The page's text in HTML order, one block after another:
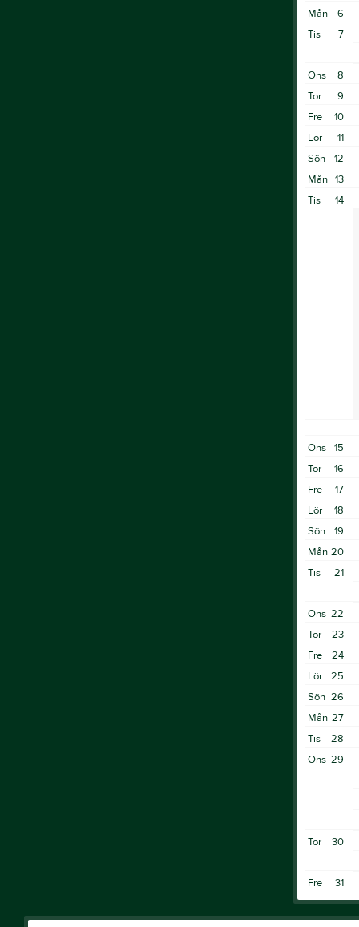
6
Mån
7
Tis
8
Ons
9
Tor
10
Fre
11
Lör
12
Sön
13
Mån
14
Tis
15
Ons
16
Tor
17
Fre
18
Lör
19
Sön
20
Mån
21
Tis
22
Ons
23
Tor
24
Fre
25
Lör
26
Sön
27
Mån
28
Tis
29
Ons
30
Tor
31
Fre